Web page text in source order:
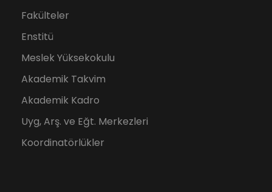
Fakülteler
Enstitü
Meslek Yüksekokulu
Akademik Takvim
Akademik Kadro
Uyg, Arş. ve Eğt. Merkezleri
Koordinatörlükler